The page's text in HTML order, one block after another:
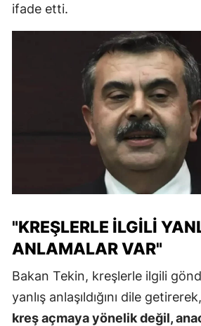
ifade etti.
"KREŞLERLE İLGILI
ANLAMALAR VAR"
Bakan Tekin, kreşlerle ilgili
yanlış anlaşıldığını dile
kreş açmaya yönelik değil,